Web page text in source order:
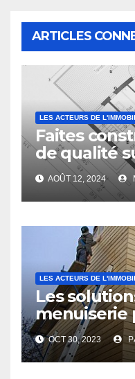
ARTICLES
LES ACTEURS DE
Faites
de qualité
vous
AOÛT 12, 2024
LES ACTEURS DE
Les
menuiserie
OCT 30, 2023